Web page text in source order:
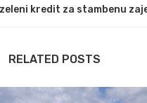
kredit za stambenu
RELATED POSTS